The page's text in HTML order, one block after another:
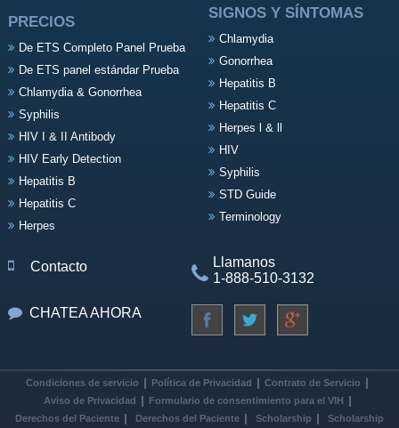
PRECIOS
De ETS Completo Panel Prueba
De ETS panel estándar Prueba
Chlamydia & Gonorrhea
Syphilis
HIV I & II Antibody
HIV Early Detection
Hepatitis B
Hepatitis C
Herpes
SIGNOS Y SÍNTOMAS
Chlamydia
Gonorrhea
Hepatitis B
Hepatitis C
Herpes l & ll
HIV
Syphilis
STD Guide
Terminology
Contacto
Llamanos
1-888-510-3132
CHATEA AHORA
Condiciones de servicio Política de Privacidad
Contrato de Servicio
Aviso de Privacidad
Formulario de consentimiento para el VIH
Derechos del Paciente
Derechos del Paciente Scholarship Scholarship